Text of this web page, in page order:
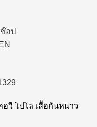
อป
วี โปโล เสื้อกันหนาว